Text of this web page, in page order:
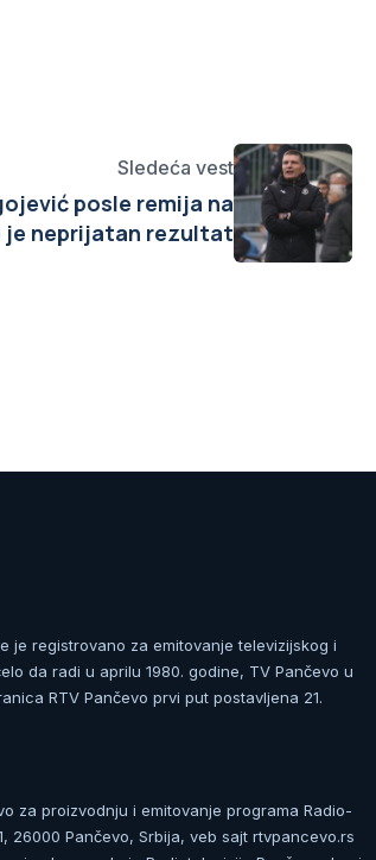
Sledeća vest
posle remija na
je neprijatan rezultat
je registrovano za emitovanje televizijskog i
da radi u aprilu 1980. godine, TV Pančevo u
RTV Pančevo prvi put postavljena 21.
za proizvodnju i emitovanje programa Radio-
26000 Pančevo, Srbija, veb sajt rtvpancevo.rs